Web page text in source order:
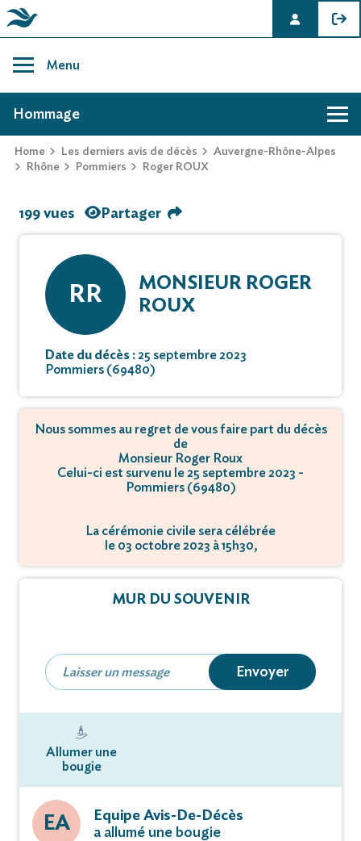
content
Menu
AVIS DE DÉCÈS DE ROGER ROUX
Home Les derniers avis de décès
Auvergne-Rhône-Alpes
Rhône
Pommiers Roger ROUX
Hommage
199 vues Partager
RR
MONSIEUR ROGER
ROUX
Date du décès :25 septembre 2023
Pommiers (69480)
Nous sommes au regret de vous faire part du décès
de
Monsieur Roger Roux
Celui-ci est survenu le 25 septembre 2023 -
Pommiers (69480)
La cérémonie civile sera célébrée
le 03 octobre 2023 à 15h30,
MUR DU SOUVENIR
Envoyer
Allumer une
bougie
EA
Equipe Avis-De-Décès
a allumé une bougie